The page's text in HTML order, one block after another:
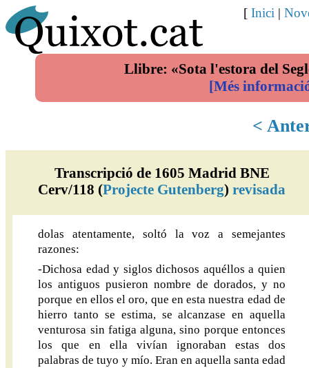
Llibre: «Sota l'estora del
[Més
[ Inici |
<
Transcripció de 1605 Madrid BNE
Cerv/118 (Projecte Gutenberg)revisada
dolas atentamente, soltó la voz a semejantes
razones:
-Dichosa edad y siglos dichosos aquéllos a quien
los antiguos pusieron nombre de dorados, y no
porque en ellos el oro, que en esta nuestra edad de
hierro tanto se estima, se alcanzase en aquella
venturosa sin fatiga alguna, sino porque entonces
los que en ella vivían ignoraban estas dos
palabras de tuyo y mío. Eran en aquella santa edad